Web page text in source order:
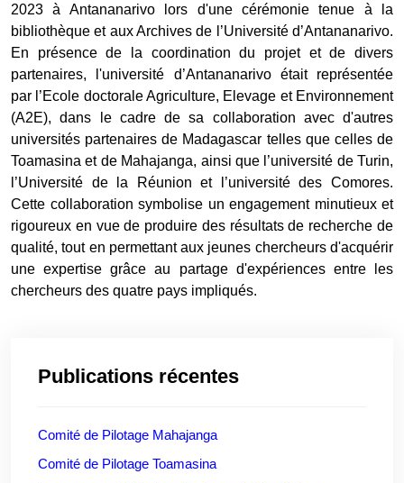
2023 à Antananarivo lors d'une cérémonie tenue à la
bibliothèque et aux Archives de l’Université d’Antananarivo.
En présence de la coordination du projet et de divers
partenaires, l'université d’Antananarivo était représentée
par l’Ecole doctorale Agriculture, Elevage et Environnement
(A2E), dans le cadre de sa collaboration avec d'autres
universités partenaires de Madagascar telles que celles de
Toamasina et de Mahajanga, ainsi que l’université de Turin,
l’Université de la Réunion et l’université des Comores.
Cette collaboration symbolise un engagement minutieux et
rigoureux en vue de produire des résultats de recherche de
qualité, tout en permettant aux jeunes chercheurs d'acquérir
une expertise grâce au partage d'expériences entre les
chercheurs des quatre pays impliqués.
Publications récentes
Comité de Pilotage Mahajanga
Comité de Pilotage Toamasina